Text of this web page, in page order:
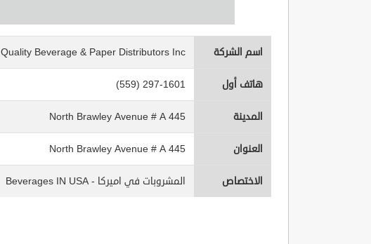
اسم الشركة Quality Beverage & Paper Distributors Inc
هاتف أول (559) 297-1601
المدينة 445 North Brawley Avenue # A
العنوان 445 North Brawley Avenue # A
الاختصاص المشروبات في اميركا - Beverages IN USA